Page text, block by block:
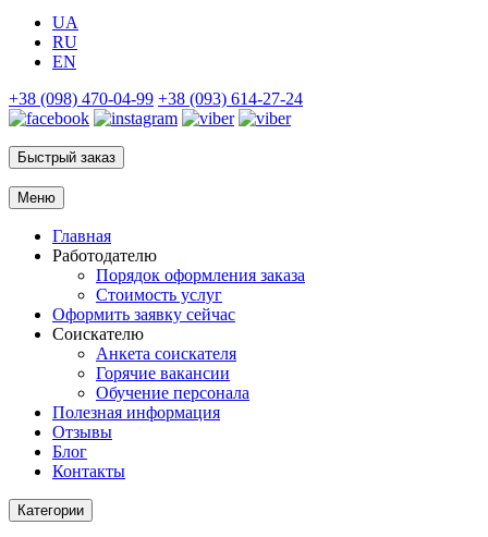
UA
RU
EN
+38 (098) 470-04-99 +38 (093) 614-27-24
Быстрый заказ
Меню
Главная
Работодателю
Порядок оформления заказа
Стоимость услуг
Оформить заявку сейчас
Соискателю
Анкета соискателя
Горячие вакансии
Обучение персонала
Полезная информация
Отзывы
Блог
Контакты
Категории